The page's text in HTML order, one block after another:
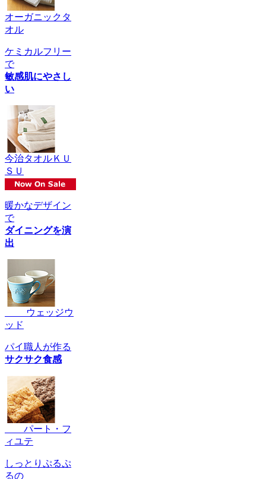
オーガニックタ
オル
ケミカルフリー
で
敏感肌にやさし
い
今治タオルＫＵ
ＳＵ
暖かなデザイン
で
ダイニングを演
出
ウェッジウ
ッド
パイ職人が作る
サクサク食感
パート・フ
ィユテ
しっとりぷるぷ
るの